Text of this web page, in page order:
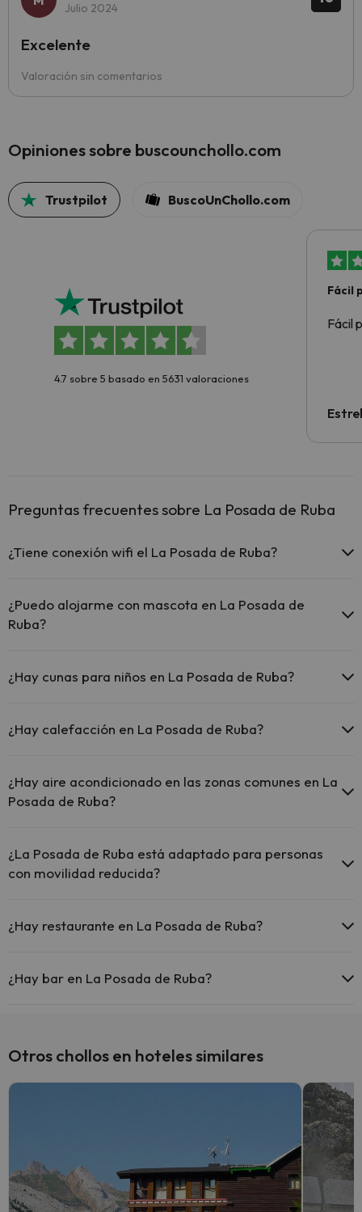
Julio 2024
Valoración sin comentarios
Excelente
Opiniones sobre buscounchollo.com
Trustpilot BuscoUnChollo.com
4.7 sobre 5 basado en 5631 valoraciones
Fácil
Fácil
Preguntas frecuentes sobre La Posada de Ruba
¿Tiene conexión wifi el La Posada de Ruba?
¿Puedo alojarme con mascota en La Posada de
Ruba?
¿Hay cunas para niños en La Posada de Ruba?
antes de iniciar tu viaje).
¿Hay calefacción en La Posada de Ruba?
¿Hay aire acondicionado en las zonas comunes en La
Posada de Ruba?
comunes.
¿La Posada de Ruba está adaptado para personas
con movilidad reducida?
reducida.
¿Hay restaurante en La Posada de Ruba?
¿Hay bar en La Posada de Ruba?
Otros chollos en hoteles similares